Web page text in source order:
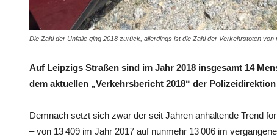
Die Zahl der Unfalle ging 2018 zurück, allerdings ist die Zahl der Verkehrstoten
Auf Leipzigs Straßen sind im Jahr 2018 insgesamt 14
dem aktuellen „Verkehrsbericht 2018“ der
Demnach setzt sich zwar der seit Jahren anhaltende Trend
– von 13 409 im Jahr 2017 auf nunmehr 13 006 im